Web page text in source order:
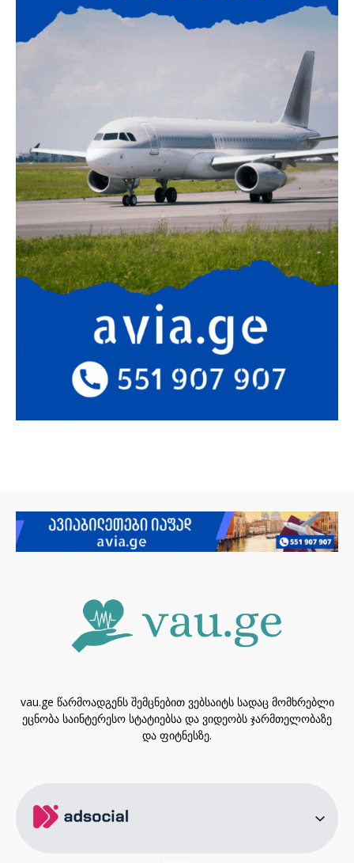
vau.ge წარმოადგენს შემცნებით ვებსაიტს სადაც მომხრებლი
ეცნობა საინტერესო სტატიებსა და ვიდეობს ჯარმთელობაზე
და ფიტნესზე.